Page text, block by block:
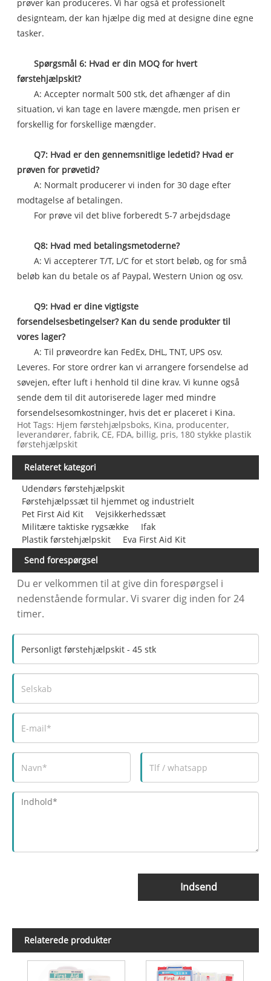
prøver kan produceres. Vi har også et professionelt
designteam, der kan hjælpe dig med at designe dine egne
tasker.
Spørgsmål 6: Hvad er din MOQ for hvert
førstehjælpskit?
A: Accepter normalt 500 stk, det afhænger af din
situation, vi kan tage en lavere mængde, men prisen er
forskellig for forskellige mængder.
Q7: Hvad er den gennemsnitlige ledetid? Hvad er
prøven for prøvetid?
A: Normalt producerer vi inden for 30 dage efter
modtagelse af betalingen.
For prøve vil det blive forberedt 5-7 arbejdsdage
Q8: Hvad med betalingsmetoderne?
A: Vi accepterer T/T, L/C for et stort beløb, og for små
beløb kan du betale os af Paypal, Western Union og osv.
Q9: Hvad er dine vigtigste
forsendelsesbetingelser? Kan du sende produkter til
vores lager?
A: Til prøveordre kan FedEx, DHL, TNT, UPS osv.
Leveres. For store ordrer kan vi arrangere forsendelse ad
søvejen, efter luft i henhold til dine krav. Vi kunne også
sende dem til dit autoriserede lager med mindre
forsendelsesomkostninger, hvis det er placeret i Kina.
Hot Tags: Hjem førstehjælpsboks, Kina, producenter,
leverandører, fabrik, CE, FDA, billig, pris, 180 stykke plastik
førstehjælpskit
Relateret kategori
Udendørs førstehjælpskit
Førstehjælpssæt til hjemmet og industrielt
Pet First Aid Kit
Vejsikkerhedssæt
Militære taktiske rygsække
Ifak
Plastik førstehjælpskit
Eva First Aid Kit
Send forespørgsel
Du er velkommen til at give din forespørgsel i
nedenstående formular. Vi svarer dig inden for 24
timer.
Indsend
Relaterede produkter